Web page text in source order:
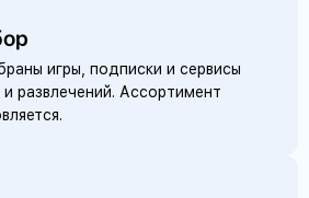
игры, подписки и сервисы
развлечений. Ассортимент